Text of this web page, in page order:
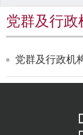
党群及行政
党群及行政机